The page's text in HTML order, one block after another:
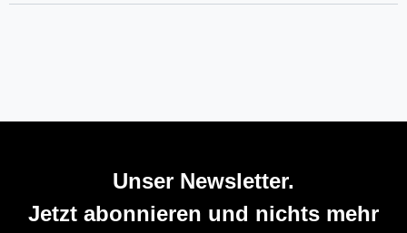
Unser Newsletter.
Jetzt abonnieren und nichts mehr